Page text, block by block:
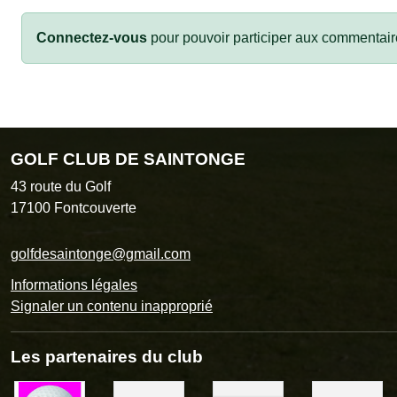
Connectez-vous pour pouvoir participer aux
GOLF CLUB DE SAINTONGE
43 route du Golf
17100 Fontcouverte
golfdesaintonge@gmail.com
Informations légales
Signaler un contenu inapproprié
Les partenaires du club